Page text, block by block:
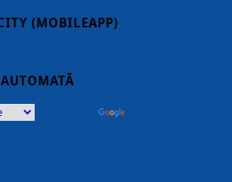
(MOBILEAPP)